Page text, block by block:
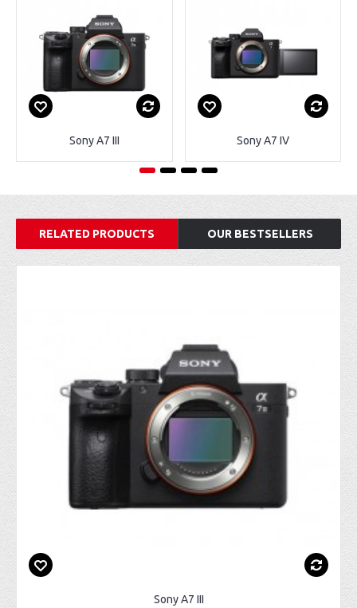
Sony A7 III Sony A7 IV
RELATED PRODUCTS OUR BESTSELLERS
Sony A7 III